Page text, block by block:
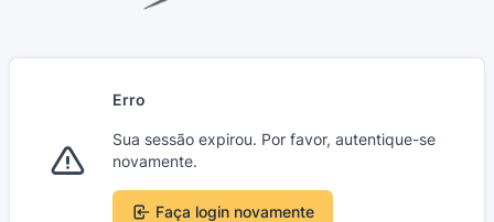
Erro
Sua sessão expirou. Por favor, autentique-se
novamente.
Faça login novamente